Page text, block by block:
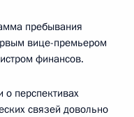
пребывания
вице-премьером
финансов.
перспективах
связей довольно